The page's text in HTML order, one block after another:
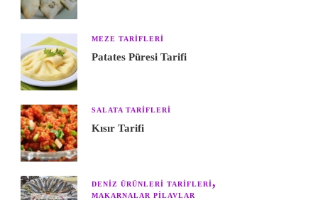
MEZE TARIFLERI
Patates Püresi Tarifi
SALATA TARIFLERI
Kısır Tarifi
DENIZ ÜRÜNLERI TARIFLERI
MAKARNALAR PILAVLAR